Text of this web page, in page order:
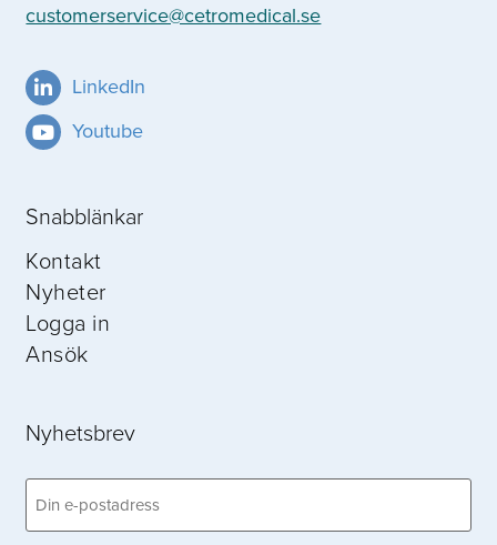
customerservice@cetromedical.se
LinkedIn
Youtube
Snabblänkar
Kontakt
Nyheter
Logga in
Ansök
Nyhetsbrev
Email
(Obligatoriskt)